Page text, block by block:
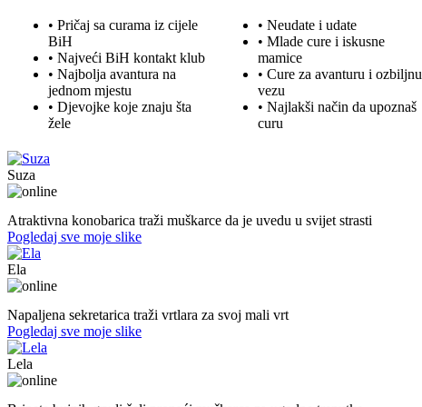
• Pričaj sa curama iz cijele
BiH
• Najveći BiH kontakt klub
• Najbolja avantura na
jednom mjestu
• Djevojke koje znaju šta
žele
• Neudate i udate
• Mlade cure i iskusne
mamice
• Cure za avanturu i ozbiljnu
vezu
• Najlakši način da upoznaš
curu
Suza
Atraktivna konobarica traži muškarce da je uvedu u svijet strasti
Pogledaj sve moje slike
Ela
Napaljena sekretarica traži vrtlara za svoj mali vrt
Pogledaj sve moje slike
Lela